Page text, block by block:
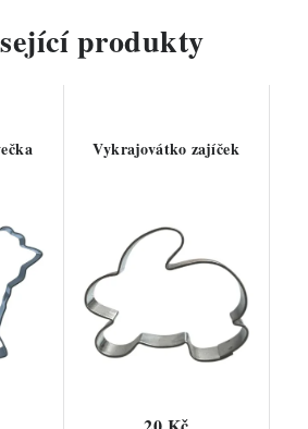
produkty
Vykrajovátko zajíček